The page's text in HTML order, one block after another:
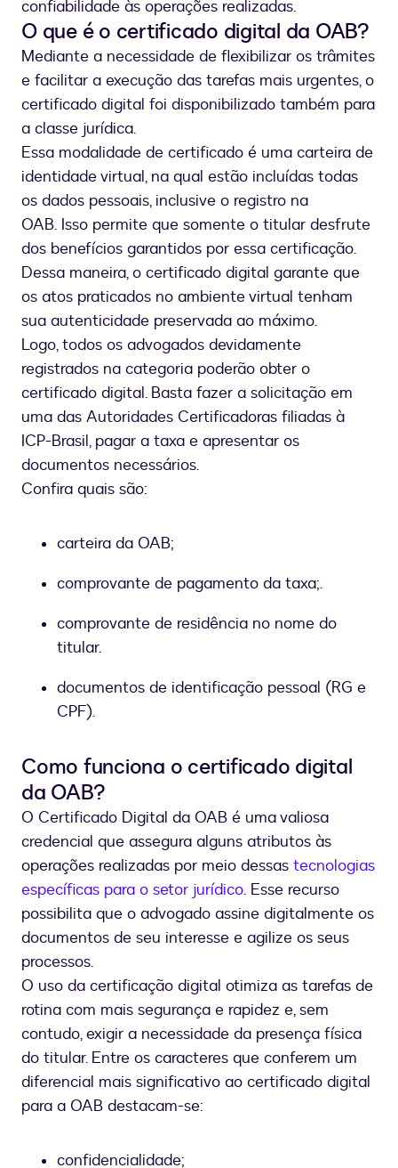
confiabilidade às operações realizadas.
O que é o certificado digital da OAB?
Mediante a necessidade de flexibilizar os trâmites
e facilitar a execução das tarefas mais urgentes, o
certificado digital foi disponibilizado também para
a classe jurídica.
Essa modalidade de certificado é uma carteira de
identidade virtual, na qual estão incluídas todas
os dados pessoais, inclusive o registro na
OAB. Isso permite que somente o titular desfrute
dos benefícios garantidos por essa certificação.
Dessa maneira, o certificado digital garante que
os atos praticados no ambiente virtual tenham
sua autenticidade preservada ao máximo.
Logo, todos os advogados devidamente
registrados na categoria poderão obter o
certificado digital. Basta fazer a solicitação em
uma das Autoridades Certificadoras filiadas à
ICP-Brasil, pagar a taxa e apresentar os
documentos necessários.
Confira quais são:
carteira da OAB;
comprovante de pagamento da taxa;.
comprovante de residência no nome do
titular.
documentos de identificação pessoal (RG e
CPF).
Como funciona o certificado digital
da OAB?
O Certificado Digital da OAB é uma valiosa
credencial que assegura alguns atributos às
operações realizadas por meio dessas tecnologias
específicas para o setor jurídico. Esse recurso
possibilita que o advogado assine digitalmente os
documentos de seu interesse e agilize os seus
processos.
O uso da certificação digital otimiza as tarefas de
rotina com mais segurança e rapidez e, sem
contudo, exigir a necessidade da presença física
do titular. Entre os caracteres que conferem um
diferencial mais significativo ao certificado digital
para a OAB destacam-se:
confidencialidade;